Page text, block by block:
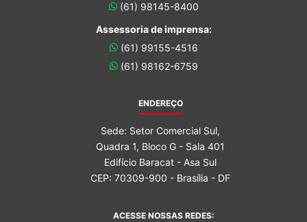
(61) 98145-8400
Assessoria de imprensa:
(61) 99155-4516
(61) 98162-6759
ENDEREÇO
Sede: Setor Comercial Sul,
Quadra 1, Bloco G - Sala 401
Edifício Baracat - Asa Sul
CEP: 70309-900 - Brasília - DF
ACESSE NOSSAS REDES: